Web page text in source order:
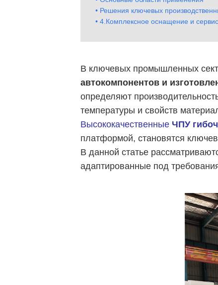
• Решения ключевых
• 4.Комплексное оснащение и
В ключевых промышленных
автокомпонентов и
определяют
температуры и свойств
Высококачественные ЧПУ
платформой, становятся
В данной статье
адаптированные под